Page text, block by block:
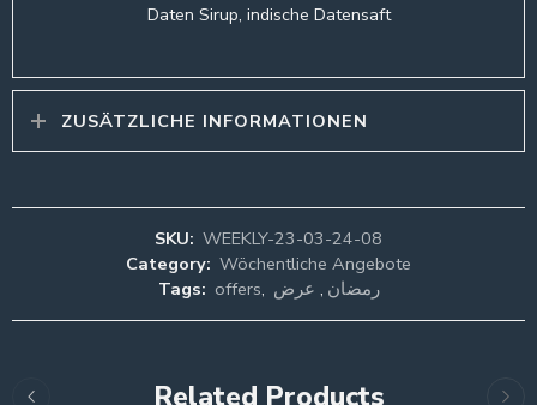
Daten Sirup, indische Datensaft
ZUSÄTZLICHE INFORMATIONEN
SKU: WEEKLY-23-03-24-08
Category: Wöchentliche Angebote
Tags: offers, رمضان , عرض
Related Products